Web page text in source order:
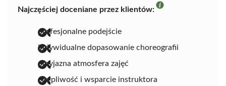
Najczęściej doceniane przez klientów:
profesjonalne podejście
indywidualne dopasowanie choreografii
przyjazna atmosfera zajęć
cierpliwość i wsparcie instruktora